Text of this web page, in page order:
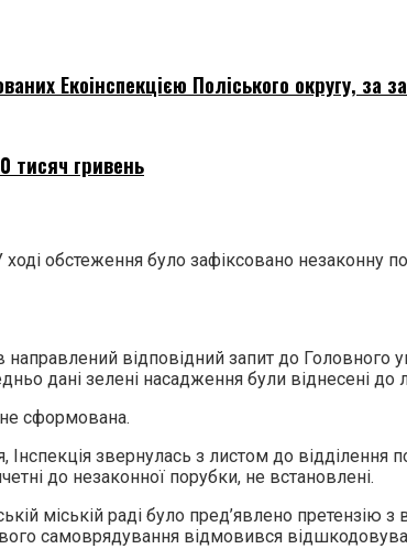
Екоінспекцією Поліського округу, за
тисяч гривень
обстеження було зафіксовано незаконну
відповідний запит до Головного
дані зелені насадження були віднесені до
сформована.
звернулась з листом до відділення
до незаконної порубки, не встановлені.
міській раді було пред’явлено претензію
самоврядування відмовився